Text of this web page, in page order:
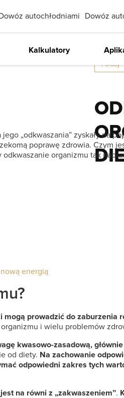
Dowóz
Kalkulatory
Porady
„odkwaszania” zyskały na
poprawę zdrowia. Czym
organizmu tak
energią
prowadzić do zaburzenia
i wielu problemów
kwasowo-zasadową,
od diety. Na zachowanie
odpowiedni zakres tych
na równi z „zakwaszeniem”.